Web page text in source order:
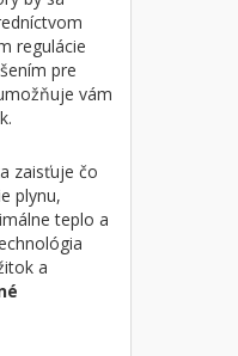
regulácie
pre
vám
zaisťuje čo
plynu,
teplo a
a